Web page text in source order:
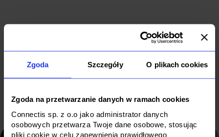
Zgoda Szczegóły O plikach cookies
Zgoda na przetwarzanie danych w ramach cookies
Connectis sp. z o.o jako administrator danych
osobowych przetwarza Twoje dane osobowe, stosując
pliki cookie w celu zapewnienia prawidłowego
ubezpieczeń
Software
paliwowego
IT Outsourcing